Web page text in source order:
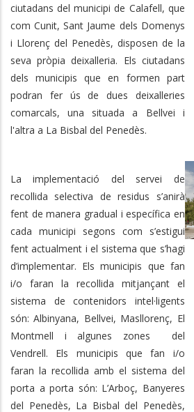
ciutadans del municipi de Calafell, que
com Cunit, Sant Jaume dels Domenys
i Llorenç del Penedès, disposen de la
seva pròpia deixalleria. Els ciutadans
dels municipis que en formen part
podran fer ús de dues deixalleries
comarcals, una situada a Bellvei i
l'altra a La Bisbal del Penedès.
La implementació del servei de
recollida selectiva de residus s’anirà
fent de manera gradual i específica en
cada municipi segons com s’estigui
fent actualment i el sistema que s’hagi
d’implementar. Els municipis que fan
i/o faran la recollida mitjançant el
sistema de contenidors intel·ligents
són: Albinyana, Bellvei, Masllorenç, El
Montmell i algunes zones del
Vendrell. Els municipis que fan i/o
faran la recollida amb el sistema del
porta a porta són: L’Arboç, Banyeres
del Penedès, La Bisbal del Penedès,